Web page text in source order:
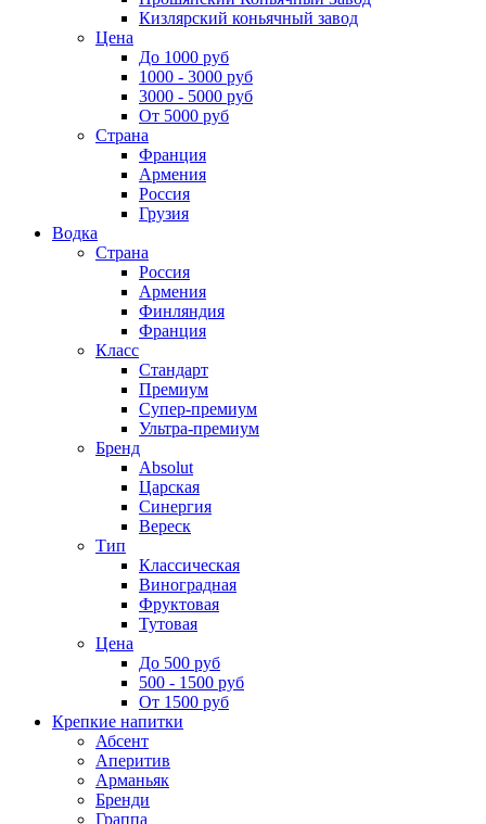
Кизлярский коньячный завод
Цена
До 1000 руб
1000 - 3000 руб
3000 - 5000 руб
От 5000 руб
Страна
Франция
Армения
Россия
Грузия
Водка
Страна
Россия
Армения
Финляндия
Франция
Класс
Стандарт
Премиум
Супер-премиум
Ультра-премиум
Бренд
Absolut
Царская
Синергия
Вереск
Тип
Классическая
Виноградная
Фруктовая
Тутовая
Цена
До 500 руб
500 - 1500 руб
От 1500 руб
Крепкие напитки
Абсент
Аперитив
Арманьяк
Бренди
Граппа